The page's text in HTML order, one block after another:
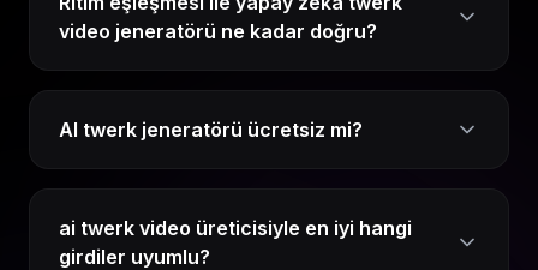
video jeneratörü ne kadar doğru?
AI twerk jeneratörü ücretsiz mi?
ai twerk video üreticisiyle en iyi hangi
girdiler uyumlu?